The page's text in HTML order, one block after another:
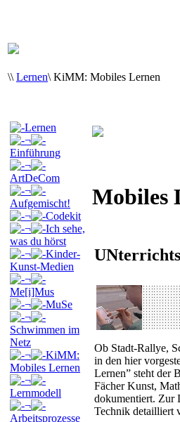
\\ Lernen\ KiMM: Mobiles Lernen
Lernen
¬
Einführung
¬
ArtDeCom
¬
Aufgemischt!
¬
Codekit
¬
Ich sehe,
was du hörst
¬
Kinder-
Kunst-Medien
¬
Me[i]Mus
¬
MuSe
¬
Schwimmen im
Netz
¬
KiMM:
Mobiles Lernen
¬
Lernmodell
¬
Arbeitsprozesse
Mobiles
Ob Stadt-Rallye,
in den hier
Lernen” steht der
Fächer Kunst,
dokumentiert. Zur
Technik detailliert